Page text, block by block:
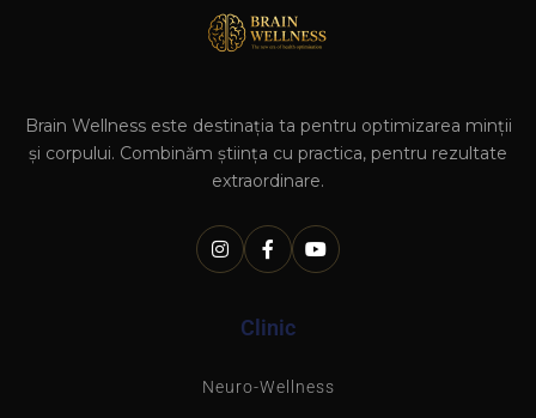
Brain Wellness este destinația ta pentru optimizarea minții
și corpului. Combinăm știința cu practica, pentru rezultate
extraordinare.
Clinic
Neuro-Wellness